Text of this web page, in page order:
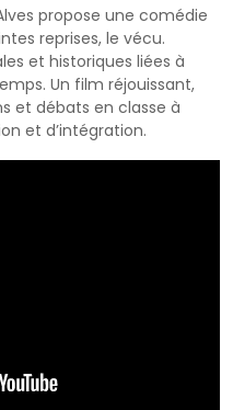
propose une comédie
reprises, le vécu.
et historiques liées à
Un film réjouissant,
et débats en classe à
et dʼintégration.